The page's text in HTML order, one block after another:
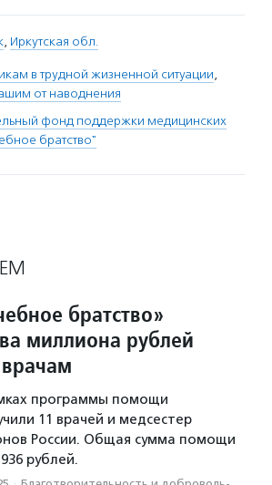
, Иркутская обл.
в трудной жизненной ситуации,
от наводнения
фонд поддержки медицинских
братство"
братство»
миллиона рублей
программы помощи
11 врачей и медсестер
России. Общая сумма помощи
рублей.